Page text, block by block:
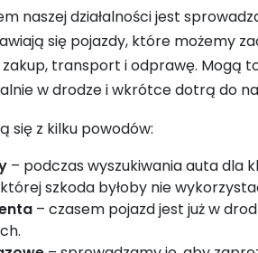
naszej działalności jest
się pojazdy, które możemy
transport i odprawę. Mogą
w drodze i wkrótce dotrą do
się z kilku powodów:
– podczas wyszukiwania auta dla
szkoda byłoby nie
– czasem pojazd jest już w